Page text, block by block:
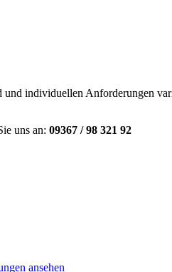
individuellen Anforderungen
uns an: 09367 / 98 321 92
ansehen